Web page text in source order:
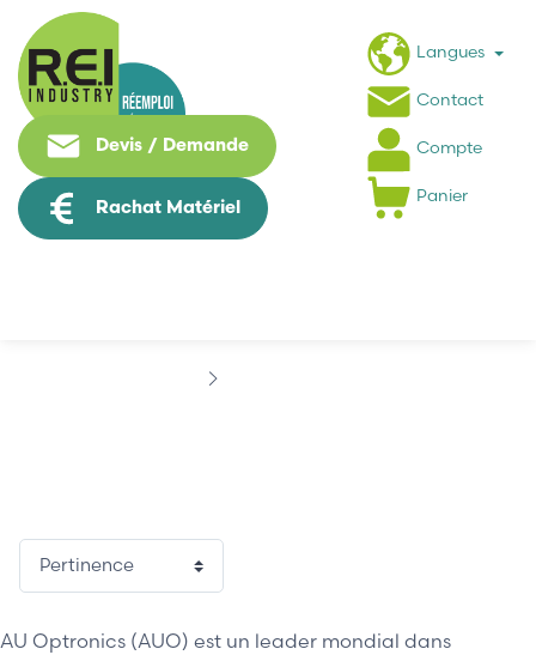
Devis / Demande
Rachat Matériel
Langues
Contact
Compte
Panier
AU Optronics (AUO) est un leader mondial dans